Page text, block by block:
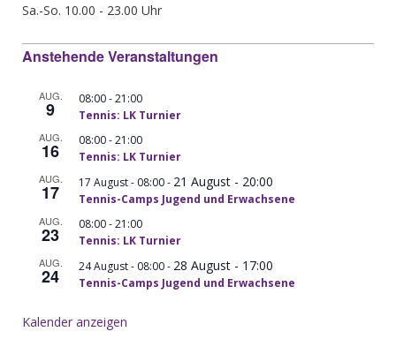
Sa.-So. 10.00 - 23.00 Uhr
Anstehende Veranstaltungen
AUG.
9 08:00-21:00
Tennis: LK Turnier
AUG.
16 08:00-21:00
Tennis: LK Turnier
AUG.
17 17 August - 08:00- 21 August - 20:00
Tennis-Camps Jugend und Erwachsene
AUG.
23 08:00-21:00
Tennis: LK Turnier
AUG.
24 24 August - 08:00- 28 August - 17:00
Tennis-Camps Jugend und Erwachsene
Kalender anzeigen